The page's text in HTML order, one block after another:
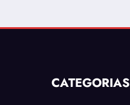
CATEGORIAS